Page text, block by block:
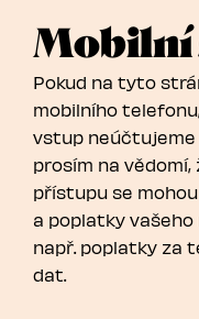
Mobilní
Pokud na tyto
mobilního
vstup neúčtujeme
prosím na
přístupu se
a poplatky
např. poplatky za
dat.